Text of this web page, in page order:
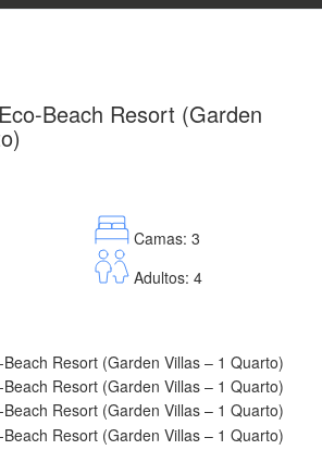
Beach Resort (Garden
Camas: 3
Adultos: 4